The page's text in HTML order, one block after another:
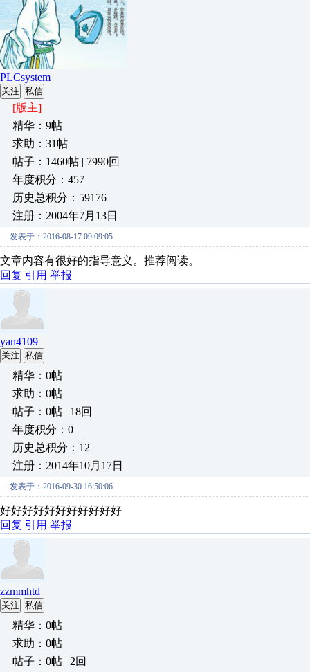
PLCsystem
关注 私信
[版主]
精华：9帖
求助：31帖
帖子：1460帖 | 7990回
年度积分：457
历史总积分：59176
注册：2004年7月13日
发表于：2016-08-17 09:09:05
文章内容有很好的指导意义。推荐阅读。
回复 引用 举报
yan4109
关注 私信
精华：0帖
求助：0帖
帖子：0帖 | 18回
年度积分：0
历史总积分：12
注册：2014年10月17日
发表于：2016-09-30 16:50:06
好好好好好好好好好好好
回复 引用 举报
zzmmhtd
关注 私信
精华：0帖
求助：0帖
帖子：0帖 | 2回